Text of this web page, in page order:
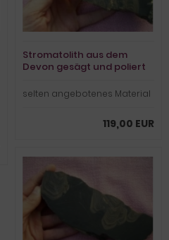
Stromatolith aus dem
Devon gesägt und poliert
selten angebotenes Material
119,00 EUR